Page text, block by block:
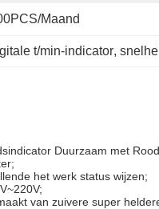
maand
t/min-indicator,
Duurzaam met
het werk status wijzen;
van zuivere super